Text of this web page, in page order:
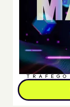
TRÁFEGO